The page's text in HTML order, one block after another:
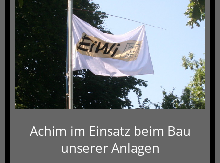
Achim im Einsatz beim Bau
unserer Anlagen